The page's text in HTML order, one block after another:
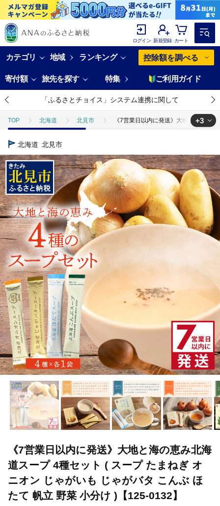
ログイン 新規登録 カート
カテゴリ 地域 ランキング 控除額を調べる
寄付額 旅先を探す 特集 ご利用ガイド
「ふるさとチョイス」システム連携に関して
TOP 北海道 北見市 《7営業日以内に発送》大地と海の恵
TOP
TOP 加工食品 《7営業日以内に発送》大地と海の恵み北海道スー
TOP 加工食品 ほかの加工食品 《7営業日以内に発送》大
+3
北海道 北見市
《7営業日以内に発送》大地と海の恵み北海
道スープ 4種セット ( スープ たまねぎ オ
ニオン じゃがいも じゃがバタ こんぶ ほ
たて 帆立 野菜 小分け )【125-0132】